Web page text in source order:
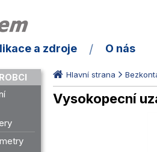
a zdroje O nás
Hlavní strana
Vysokopecní